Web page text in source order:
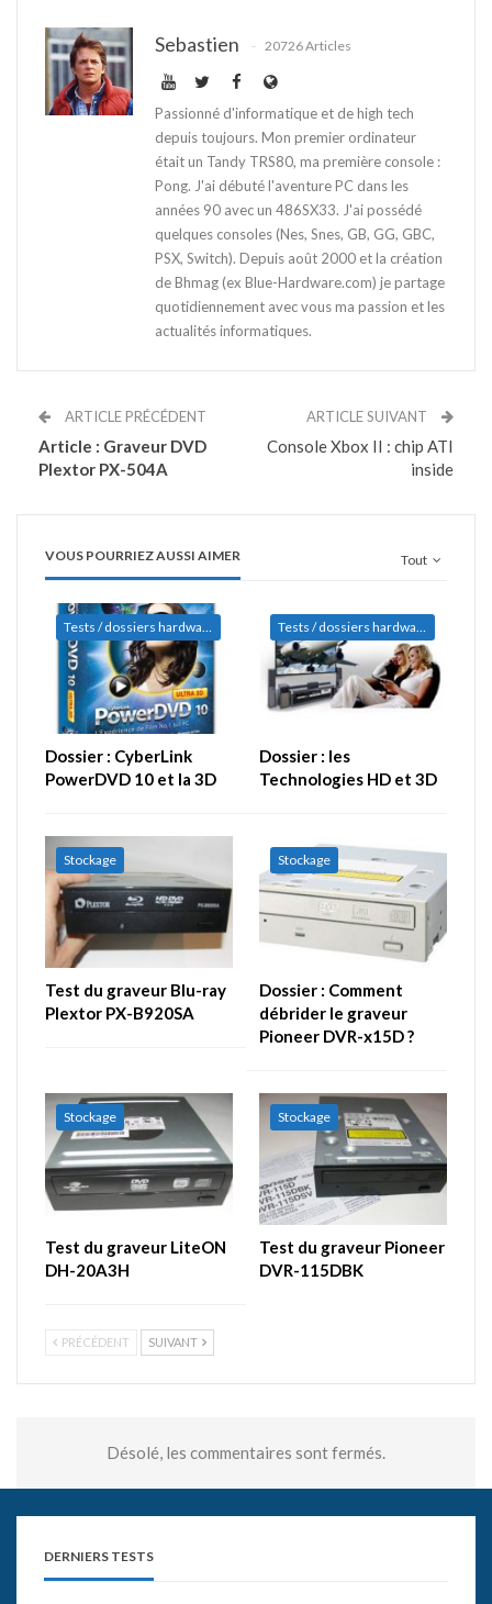
Sebastien 20726 Articles
Passionné d'informatique et de high tech
depuis toujours. Mon premier ordinateur
était un Tandy TRS80, ma première console :
Pong. J'ai débuté l'aventure PC dans les
années 90 avec un 486SX33. J'ai possédé
quelques consoles (Nes, Snes, GB, GG, GBC,
PSX, Switch). Depuis août 2000 et la création
de Bhmag (ex Blue-Hardware.com) je partage
quotidiennement avec vous ma passion et les
actualités informatiques.
ARTICLE PRÉCÉDENT
Article : Graveur DVD
Plextor PX-504A
ARTICLE SUIVANT
Console Xbox II : chip ATI
inside
Tout
VOUS POURRIEZ AUSSI AIMER
Dossier : CyberLink
PowerDVD 10 et la 3D
Dossier : les
Technologies HD et 3D
Stockage
Test du graveur Blu-ray
Plextor PX-B920SA
Stockage
Dossier : Comment
débrider le graveur
Pioneer DVR-x15D ?
Stockage
Test du graveur LiteON
DH-20A3H
Stockage
Test du graveur Pioneer
DVR-115DBK
PRÉCÉDENT SUIVANT
Désolé, les commentaires sont fermés.
DERNIERS TESTS